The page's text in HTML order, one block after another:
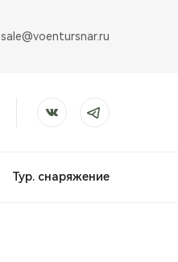
sale@voentursnar.ru
Тур. снаряжение